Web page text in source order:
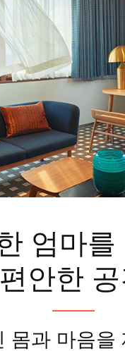
엄마
편안한
몸과 마음을